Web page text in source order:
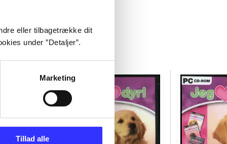
eller tilbagetrække dit
under ”Detaljer”.
Marketing
Tillad alle